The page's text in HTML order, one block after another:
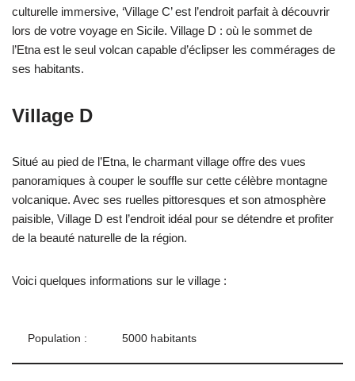
culturelle immersive, ‘Village C’ est l’endroit parfait à découvrir
lors de votre voyage en Sicile. Village D : où le sommet de
l’Etna est le seul volcan capable d’éclipser les commérages de
ses habitants.
Village D
Situé au pied de l’Etna, le charmant village offre des vues
panoramiques à couper le souffle sur cette célèbre montagne
volcanique. Avec ses ruelles pittoresques et son atmosphère
paisible, Village D est l’endroit idéal pour se détendre et profiter
de la beauté naturelle de la région.
Voici quelques informations sur le village :
Population : 5000 habitants